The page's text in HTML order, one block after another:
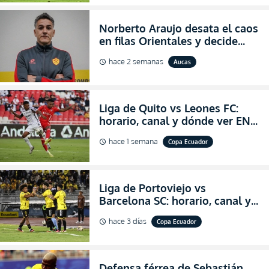
Norberto Araujo desata el caos
en filas Orientales y decide
abandonar la dirección técnica
de Aucas
schedule hace 2 semanas Aucas
Liga de Quito vs Leones FC:
horario, canal y dónde ver EN
VIVO los octavos de final de la
Copa Ecuador 2026
schedule hace 1 semana Copa Ecuador
Liga de Portoviejo vs
Barcelona SC: horario, canal y
dónde ver EN VIVO los octavos
de final de la Copa Ecuador
schedule hace 3 días Copa Ecuador